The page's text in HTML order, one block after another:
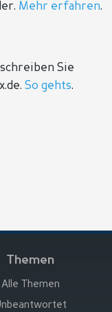
Mehr erfahren.
Sie
So gehts.
Themen
Alle Themen